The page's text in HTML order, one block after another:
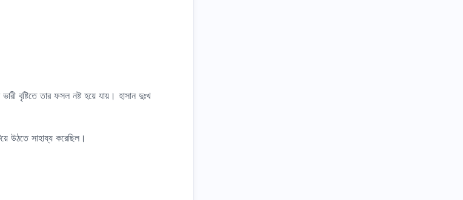
বৃষ্টিতে তার ফসল নষ্ট হয়ে যায়। হাসান দুঃখ
উঠতে সাহায্য করেছিল।